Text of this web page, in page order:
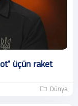
üçün raket
Dünya